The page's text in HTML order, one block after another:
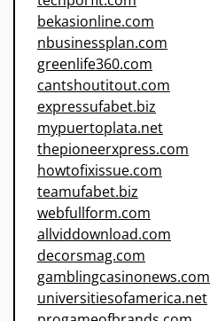
bekasionline.com
nbusinessplan.com
greenlife360.com
cantshoutitout.com
expressufabet.biz
mypuertoplata.net
thepioneerxpress.com
howtofixissue.com
teamufabet.biz
webfullform.com
allviddownload.com
decorsmag.com
gamblingcasinonews.com
universitiesofamerica.net